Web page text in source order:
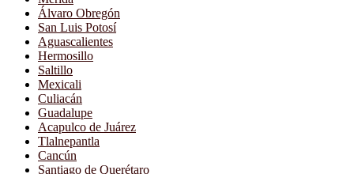
Álvaro Obregón
San Luis Potosí
Aguascalientes
Hermosillo
Saltillo
Mexicali
Culiacán
Guadalupe
Acapulco de Juárez
Tlalnepantla
Cancún
Santiago de Querétaro